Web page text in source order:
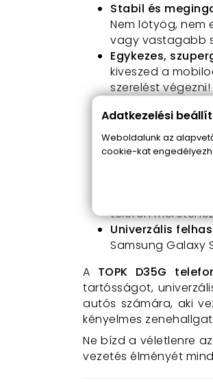
Stabil és
Nem lötyög, nem
vagy vastagabb
Egykezes,
kiveszed a
szerelést végezni!
ahol legjobban
Prémium
nem olvad, nem
telefon
Univerzális
Samsung Galaxy
A TOPK D35G
tartósságot,
autós számára, aki
kényelmes
Ne bízd a véletlenre
vezetés élményét
Adatkezelési
Weboldalunk az
cookie-kat